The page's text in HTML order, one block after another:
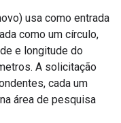
usa como entrada
como um círculo,
e longitude do
A solicitação
cada um
na área de pesquisa